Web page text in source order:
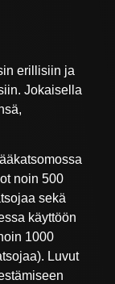
erillisiin ja
Jokaisella
noin 500
sekä
käyttöön
1000
Luvut